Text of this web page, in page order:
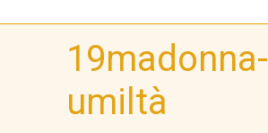
19madonna-
umiltà